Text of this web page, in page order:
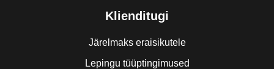
Klienditugi
Järelmaks eraisikutele
Lepingu tüüptingimused